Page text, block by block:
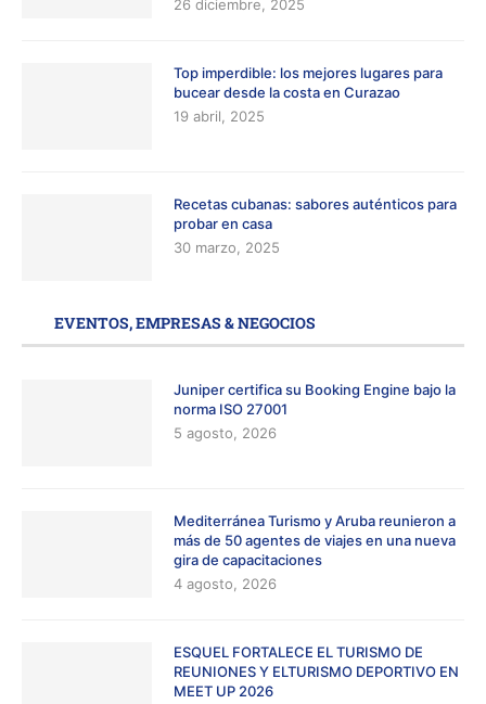
26 diciembre, 2025
Top imperdible: los mejores lugares para
bucear desde la costa en Curazao
19 abril, 2025
Recetas cubanas: sabores auténticos para
probar en casa
30 marzo, 2025
EVENTOS, EMPRESAS & NEGOCIOS
Juniper certifica su Booking Engine bajo la
norma ISO 27001
5 agosto, 2026
Mediterránea Turismo y Aruba reunieron a
más de 50 agentes de viajes en una nueva
gira de capacitaciones
4 agosto, 2026
ESQUEL FORTALECE EL TURISMO DE
REUNIONES Y ELTURISMO DEPORTIVO EN
MEET UP 2026